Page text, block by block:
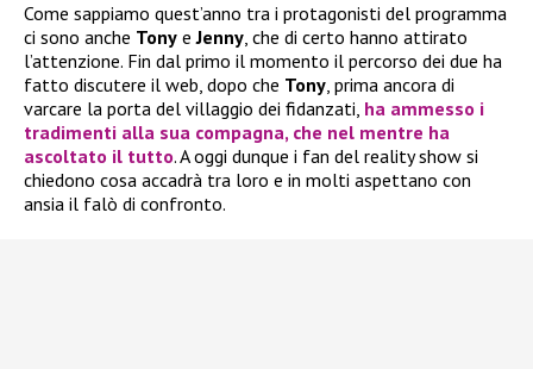
Come sappiamo quest’anno tra i protagonisti del programma
ci sono anche Tony eJenny, che di certo hanno attirato
l’attenzione. Fin dal primo il momento il percorso dei due ha
fatto discutere il web, dopo che Tony, prima ancora di
varcare la porta del villaggio dei fidanzati, ha ammesso i
tradimenti alla sua compagna, che nel mentre ha
ascoltato il tutto. A oggi dunque i fan del reality show si
chiedono cosa accadrà tra loro e in molti aspettano con
ansia il falò di confronto.